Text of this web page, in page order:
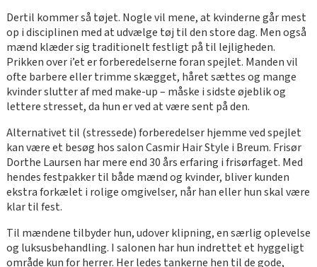
Dertil kommer så tøjet. Nogle vil mene, at kvinderne går mest
op i disciplinen med at udvælge tøj til den store dag. Men også
mænd klæder sig traditionelt festligt på til lejligheden.
Prikken over i’et er forberedelserne foran spejlet. Manden vil
ofte barbere eller trimme skægget, håret sættes og mange
kvinder slutter af med make-up – måske i sidste øjeblik og
lettere stresset, da hun er ved at være sent på den.
Alternativet til (stressede) forberedelser hjemme ved spejlet
kan være et besøg hos salon Casmir Hair Style i Breum. Frisør
Dorthe Laursen har mere end 30 års erfaring i frisørfaget. Med
hendes festpakker til både mænd og kvinder, bliver kunden
ekstra forkælet i rolige omgivelser, når han eller hun skal være
klar til fest.
Til mændene tilbyder hun, udover klipning, en særlig oplevelse
og luksusbehandling. I salonen har hun indrettet et hyggeligt
område kun for herrer. Her ledes tankerne hen til de gode,